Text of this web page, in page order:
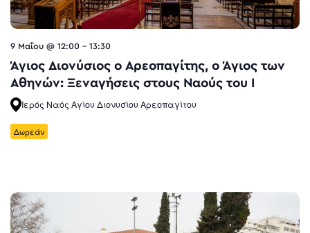
9 Μαΐου @ 12:00 - 13:30
Άγιος Διονύσιος ο Αρεοπαγίτης, ο Άγιος των
Αθηνών: Ξεναγήσεις στους Ναούς του Ι
Ιερός Ναός Αγίου Διονυσίου Αρεοπαγίτου
Δωρεάν